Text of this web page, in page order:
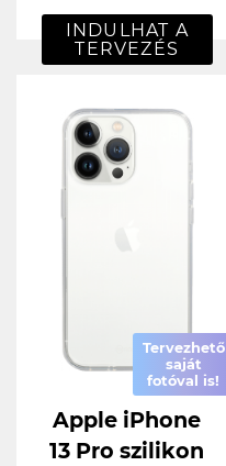
INDULHAT A
TERVEZÉS
Tervezhető
saját
fotóval is!
Apple iPhone
13 Pro szilikon